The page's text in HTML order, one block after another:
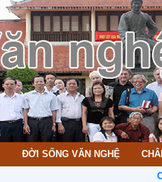
ĐỜI SỐNG VĂN NGHỆ
CHÀO